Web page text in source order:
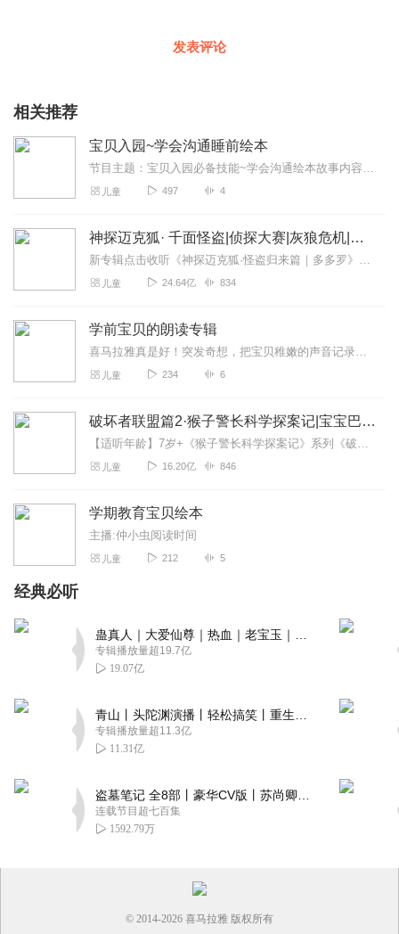
发表评论
相关推荐
宝贝入园~学会沟通睡前绘本
节目主题：宝贝入园必备技能~学会沟通绘本故事内容重点：大家好，我是彩红一位98年宝妈我的宝贝攸米特别喜欢读书家里有一堆绘本突发奇想之前在喜马拉雅录过...
儿童 497 4
神探迈克狐· 千面怪盗|侦探大赛|灰狼危机|多多罗
新专辑点击收听《神探迈克狐·怪盗归来篇｜多多罗》！！！>>>点击进入主播橱窗购买《神探迈克狐》系列图书吧!<<<多多罗故事【点击前往】收听多多罗其他好玩有趣的故...
儿童 24.64亿 834
学前宝贝的朗读专辑
喜马拉雅真是好！突发奇想，把宝贝稚嫩的声音记录下来。以后不仅能通过照片视频看到宝贝小时候的样子，还可以通过音频听到宝贝小时候的声音，真好！
儿童 234 6
破坏者联盟篇2·猴子警长科学探案记|宝宝巴士故事
【适听年龄】7岁+《猴子警长科学探案记》系列《破坏者联盟篇1·猴子警长科学探案记》>>>《破坏者联盟篇2·猴子警长科学探案记》>>>《破坏者联盟篇3·猴子警长科...
儿童 16.20亿 846
学期教育宝贝绘本
主播:仲小虫阅读时间
儿童 212 5
经典必听
专辑播放量超19.7亿
19.07亿
专辑播放量超11.3亿
11.31亿
连载节目超七百集
1592.79万
© 2014-2026 喜马拉雅 版权所有